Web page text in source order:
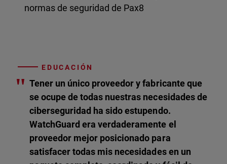
normas de seguridad de Pax8
EDUCACIÓN
" Tener un único proveedor y fabricante que
se ocupe de todas nuestras necesidades de
ciberseguridad ha sido estupendo.
WatchGuard era verdaderamente el
proveedor mejor posicionado para
satisfacer todas mis necesidades en un